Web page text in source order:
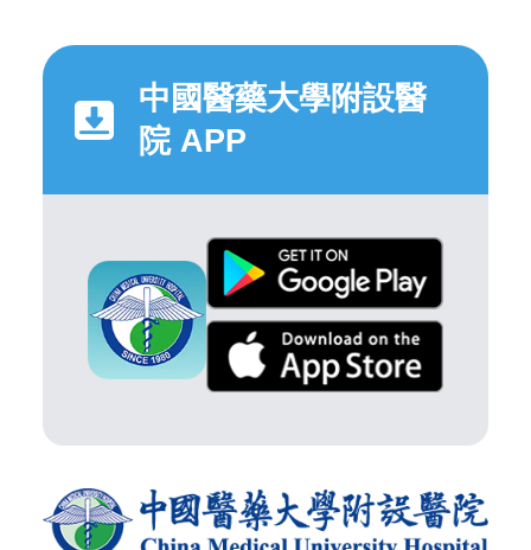
中國醫藥大學附設醫
院 APP